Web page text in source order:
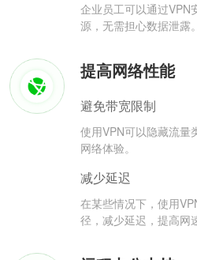
企业员工可以通过VPN
源，无需担心数据泄露。
提高网络性能
避免带宽限制
使用VPN可以隐藏流量
网络体验。
减少延迟
在某些情况下，使用
径，减少延迟，提高网